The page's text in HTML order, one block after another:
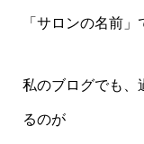
「サロンの名前」
私のブログでも、
るのが